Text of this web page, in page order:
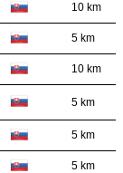
10 km
5 km
10 km
5 km
5 km
5 km